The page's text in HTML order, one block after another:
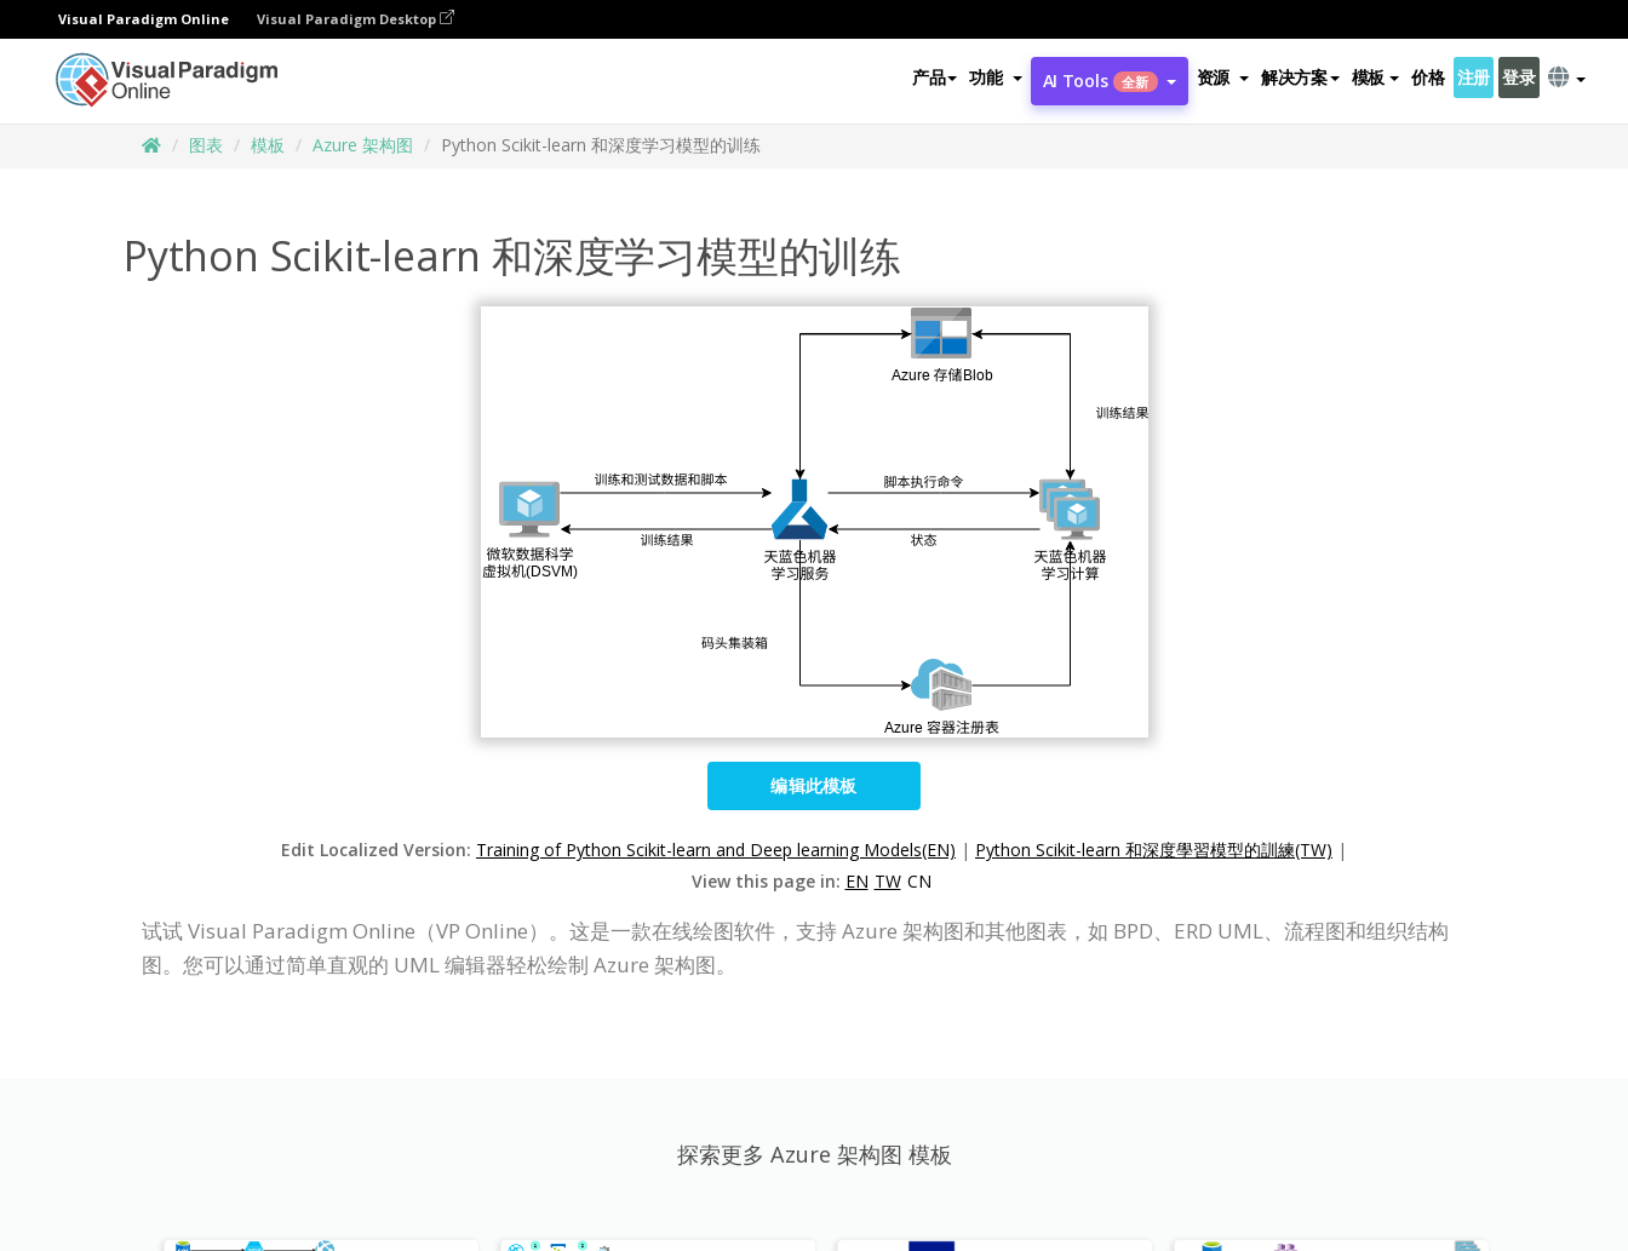
Visual Paradigm Online Visual Paradigm Desktop
产品 功能 AI Tools 全新 资源 解决方案 模板 价格 注册 登录
图表 模板 Azure 架构图 Python Scikit-learn 和深度学习模型的训练
Python Scikit-learn 和深度学习模型的训练
编辑此模板
Edit Localized Version: Training of Python Scikit-learn and Deep learning Models(EN) | Python Scikit-learn 和深度學習模型的訓練(TW) |
View this page in: EN TW CN
试试 Visual Paradigm Online（VP Online）。这是一款在线绘图软件，支持 Azure 架构图和其他图表，如 BPD、ERD UML、流程图和组织结构
图。您可以通过简单直观的 UML 编辑器轻松绘制 Azure 架构图。
探索更多 Azure 架构图 模板